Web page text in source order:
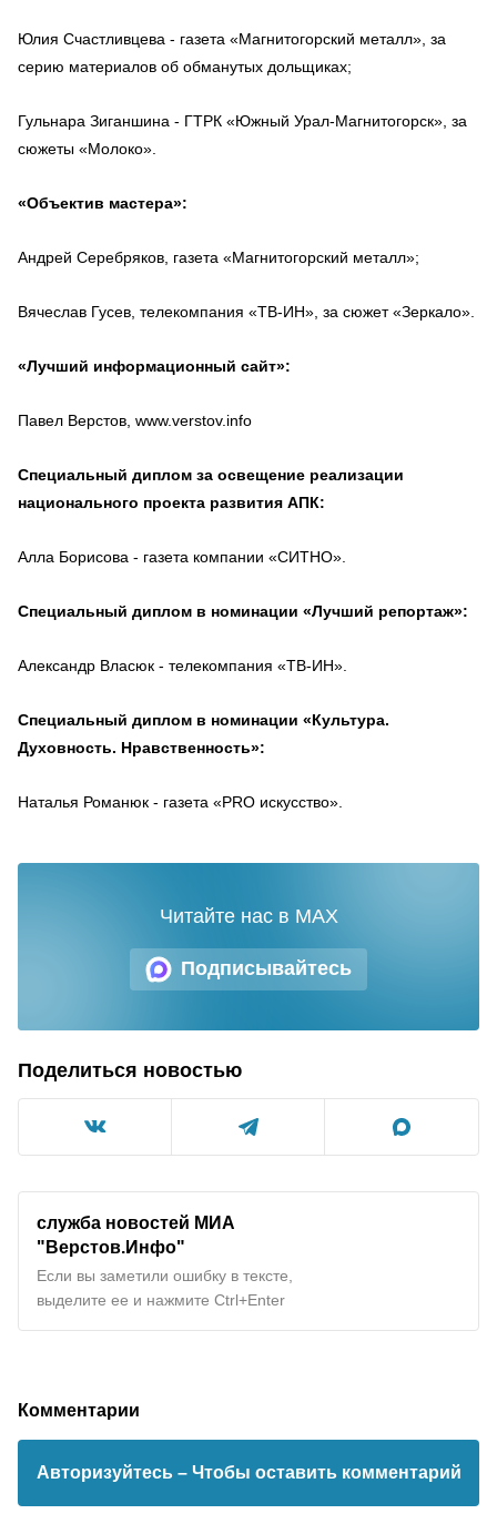
Юлия Счастливцева - газета «Магнитогорский металл», за
серию материалов об обманутых дольщиках;
Гульнара Зиганшина - ГТРК «Южный Урал-Магнитогорск», за
сюжеты «Молоко».
«Объектив мастера»:
Андрей Серебряков, газета «Магнитогорский металл»;
Вячеслав Гусев, телекомпания «ТВ-ИН», за сюжет «Зеркало».
«Лучший информационный сайт»:
Павел Верстов, www.verstov.info
Специальный диплом за освещение реализации
национального проекта развития АПК:
Алла Борисова - газета компании «СИТНО».
Специальный диплом в номинации «Лучший репортаж»:
Александр Власюк - телекомпания «ТВ-ИН».
Специальный диплом в номинации «Культура.
Духовность. Нравственность»:
Наталья Романюк - газета «PRO искусство».
Подписывайтесь
Читайте нас в MAX
Поделиться новостью
служба новостей МИА
"Верстов.Инфо"
Если вы заметили ошибку в тексте,
выделите ее и нажмите Ctrl+Enter
Комментарии
Авторизуйтесь – Чтобы оставить комментарий